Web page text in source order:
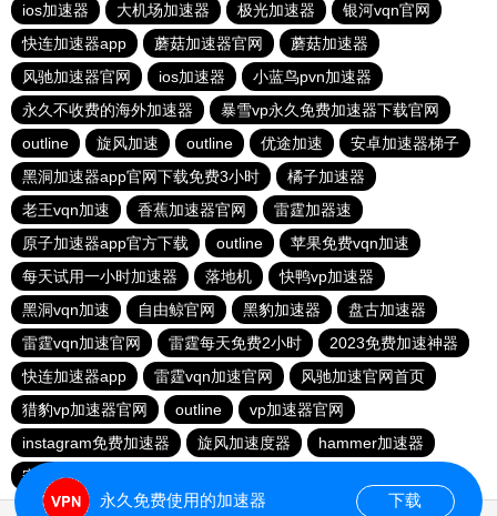
ios加速器
大机场加速器 极光加速器
银河vqn官网
快连加速器app
蘑菇加速器官网
蘑菇加速器
风驰加速器官网
ios加速器
小蓝鸟pvn加速器
永久不收费的海外加速器
暴雪vp永久免费加速器下载官网
outline
旋风加速 outline 优途加速
安卓加速器梯子
黑洞加速器app官网下载免费3小时
橘子加速器
老王vqn加速
香蕉加速器官网
雷霆加器速
原子加速器app官方下载
outline
苹果免费vqn加速
每天试用一小时加速器
落地机
快鸭vp加速器
黑洞vqn加速
自由鲸官网 黑豹加速器
盘古加速器
雷霆vqn加速官网
雷霆每天免费2小时
2023免费加速神器
快连加速器app
雷霆vqn加速官网
风驰加速官网首页
猎豹vp加速器官网
outline
vp加速器官网
instagram免费加速器
旋风加速度器
hammer加速器
安易加速器永久免费版
永久免费使用的加速器 下载